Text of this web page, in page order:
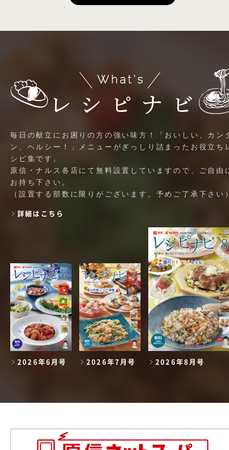
毎日の献立にお困りの方の強い味方！「おいしい、カン
ン、ヘルシー！」メニューがぎっしり詰まったお役立ち
シピ集です。
原信・ナルス各店にて無料設置していますので、ご自由
お持ち下さい。
（設置する部数に限りがございます。予めご了承下さい
詳細はこちら
2026年6月号 2026年7月号 2026年8月号